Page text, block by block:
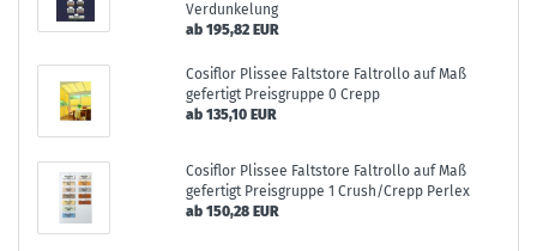
Verdunkelung
ab 195,82 EUR
Cosiflor Plissee Faltstore Faltrollo auf Maß
gefertigt Preisgruppe 0 Crepp
ab 135,10 EUR
Cosiflor Plissee Faltstore Faltrollo auf Maß
gefertigt Preisgruppe 1 Crush/Crepp Perlex
ab 150,28 EUR